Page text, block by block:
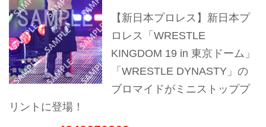
【新日本プロレス】新日本プ
ロレス「WRESTLE
KINGDOM 19 in 東京ドーム」
「WRESTLE DYNASTY」の
ブロマイドがミニストッププ
リントに登場！